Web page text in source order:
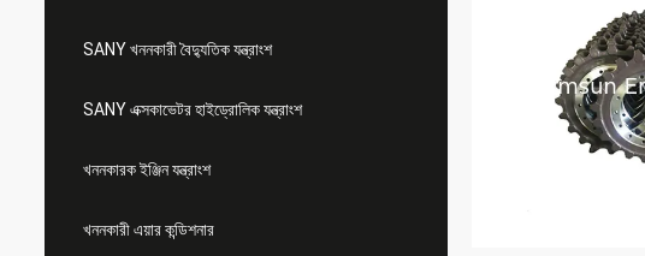
SANY খননকারী বৈদ্যুতিক যন্ত্রাংশ
SANY এক্সকাভেটর হাইড্রোলিক যন্ত্রাংশ
খননকারক ইঞ্জিন যন্ত্রাংশ
খননকারী এয়ার কন্ডিশনার